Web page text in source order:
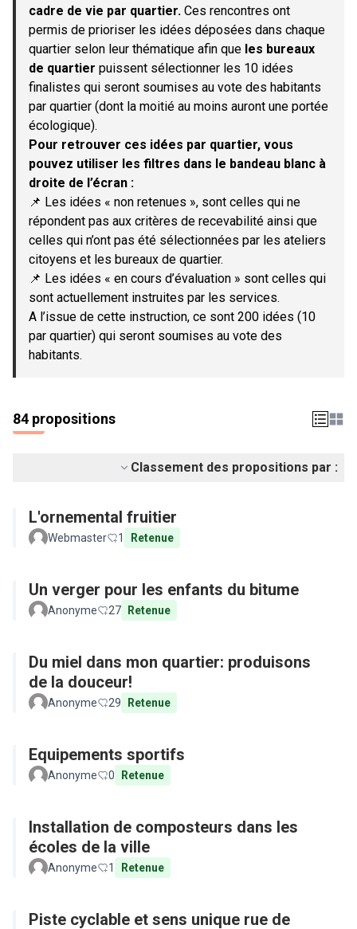
cadre de vie par quartier. Ces rencontres ont
permis de prioriser les idées déposées dans chaque
quartier selon leur thématique afin que les bureaux
de quartier puissent sélectionner les 10 idées
finalistes qui seront soumises au vote des habitants
par quartier (dont la moitié au moins auront une portée
écologique).
Pour retrouver ces idées par quartier, vous
pouvez utiliser les filtres dans le bandeau blanc à
droite de l’écran :
📌 Les idées « non retenues », sont celles qui ne
répondent pas aux critères de recevabilité ainsi que
celles qui n’ont pas été sélectionnées par les ateliers
citoyens et les bureaux de quartier.
📌 Les idées « en cours d’évaluation » sont celles qui
sont actuellement instruites par les services.
A l’issue de cette instruction, ce sont 200 idées (10
par quartier) qui seront soumises au vote des
habitants.
84 propositions
Classement des propositions par :
L'ornemental fruitier
Webmaster 1 Retenue
Un verger pour les enfants du bitume
Anonyme 27 Retenue
Du miel dans mon quartier: produisons
de la douceur!
Anonyme 29 Retenue
Equipements sportifs
Anonyme 0 Retenue
Installation de composteurs dans les
écoles de la ville
Anonyme 1 Retenue
Piste cyclable et sens unique rue de